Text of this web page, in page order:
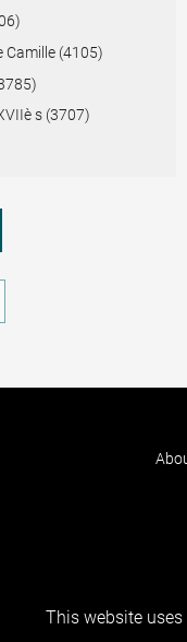
Camille (4105)
s (3707)
This website